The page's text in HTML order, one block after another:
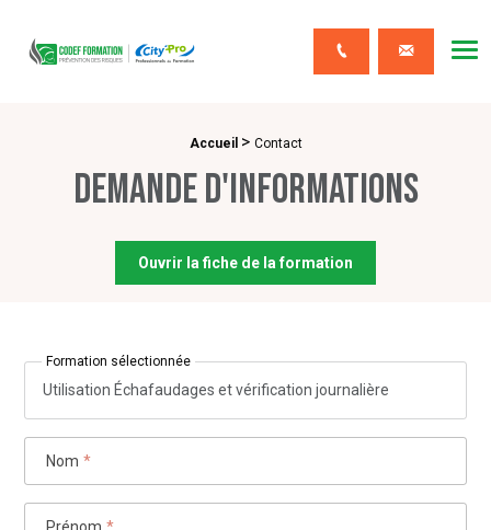
Contact
Accueil > Contact
Demande d'informations
Ouvrir la fiche de la formation
Formation sélectionnée
Utilisation Échafaudages et vérification journalière
Nom *